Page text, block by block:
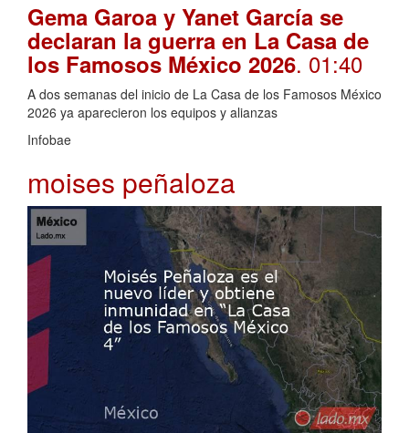
Gema Garoa y Yanet García se
declaran la guerra en La Casa de
los Famosos México 2026. 01:40
A dos semanas del inicio de La Casa de los Famosos México
2026 ya aparecieron los equipos y alianzas
Infobae
moises peñaloza